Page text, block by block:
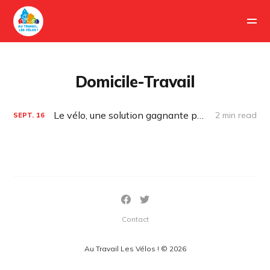
Domicile-Travail
SEPT. 16 Le vélo, une solution gagnante pour les emplois étudiants saisonniers 2 min read
Au Travail Les Vélos ! © 2026
Contact